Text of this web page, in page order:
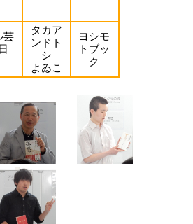
芸
タカア
ンドト
シ
よゐこ
ヨシモ
トブッ
ク